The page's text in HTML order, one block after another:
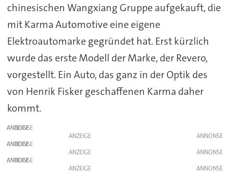
chinesischen Wangxiang Gruppe aufgekauft, die
mit Karma Automotive eine eigene
Elektroautomarke gegründet hat. Erst kürzlich
wurde das erste Modell der Marke, der Revero,
vorgestellt. Ein Auto, das ganz in der Optik des
von Henrik Fisker geschaffenen Karma daher
kommt.
ANZEIGE
ANZEIGE
ANZEIGE
ANZEIGE
ANZEIGE
ANZEIGE